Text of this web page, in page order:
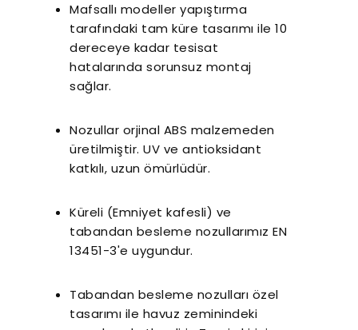
Mafsallı modeller yapıştırma
tarafındaki tam küre tasarımı ile 10
dereceye kadar tesisat
hatalarında sorunsuz montaj
sağlar.
Nozullar orjinal ABS malzemeden
üretilmiştir. UV ve antioksidant
katkılı, uzun ömürlüdür.
Küreli (Emniyet kafesli) ve
tabandan besleme nozullarımız EN
13451-3'e uygundur.
Tabandan besleme nozulları özel
tasarımı ile havuz zeminindeki